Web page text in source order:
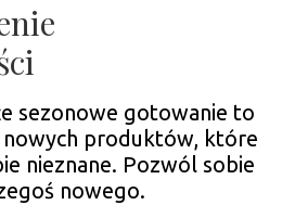
sezonowe gotowanie to
produktów, które
nieznane. Pozwól sobie
nowego.